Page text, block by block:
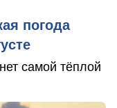
погода
самой тёплой